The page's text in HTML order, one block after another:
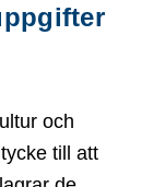
och
till att